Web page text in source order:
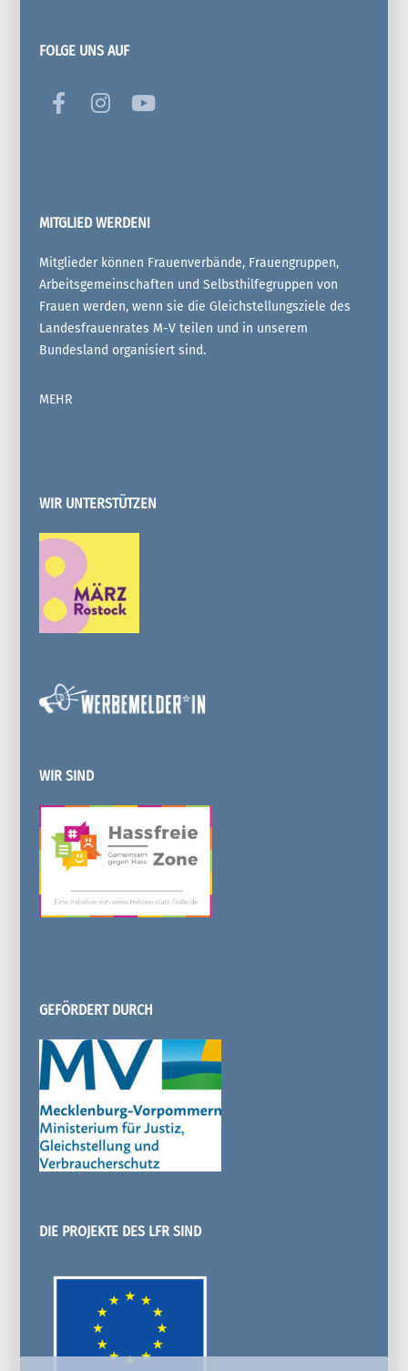
FOLGE UNS AUF
MITGLIED WERDEN!
Mitglieder können Frauenverbände, Frauengruppen,
Arbeitsgemeinschaften und Selbsthilfegruppen von
Frauen werden, wenn sie die Gleichstellungsziele des
Landesfrauenrates M-V teilen und in unserem
Bundesland organisiert sind.
MEHR
WIR UNTERSTÜTZEN
WIR SIND
GEFÖRDERT DURCH
DIE PROJEKTE DES LFR SIND